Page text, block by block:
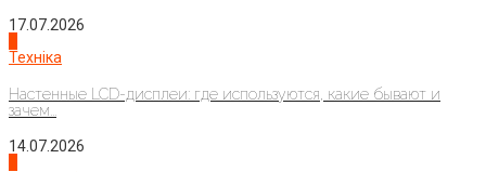
17.07.2026
Техніка
Настенные LCD-дисплеи: где используются, какие бывают и
зачем...
14.07.2026